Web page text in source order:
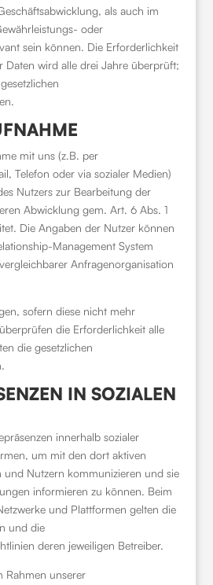
als auch im
oder
sein können. Die Erforderlichkeit
Daten wird alle drei Jahre überprüft;
mit uns (z.B. per
Telefon oder via sozialer Medien)
Nutzers zur Bearbeitung der
Abwicklung gem. Art. 6 Abs. 1
Die Angaben der Nutzer können
Management System
Anfragenorganisation
sofern diese nicht mehr
die Erforderlichkeit alle
die gesetzlichen
IN SOZIALEN
innerhalb sozialer
um mit den dort aktiven
und Nutzern kommunizieren und sie
informieren zu können. Beim
und Plattformen gelten die
und die
deren jeweiligen Betreiber.
Rahmen unserer